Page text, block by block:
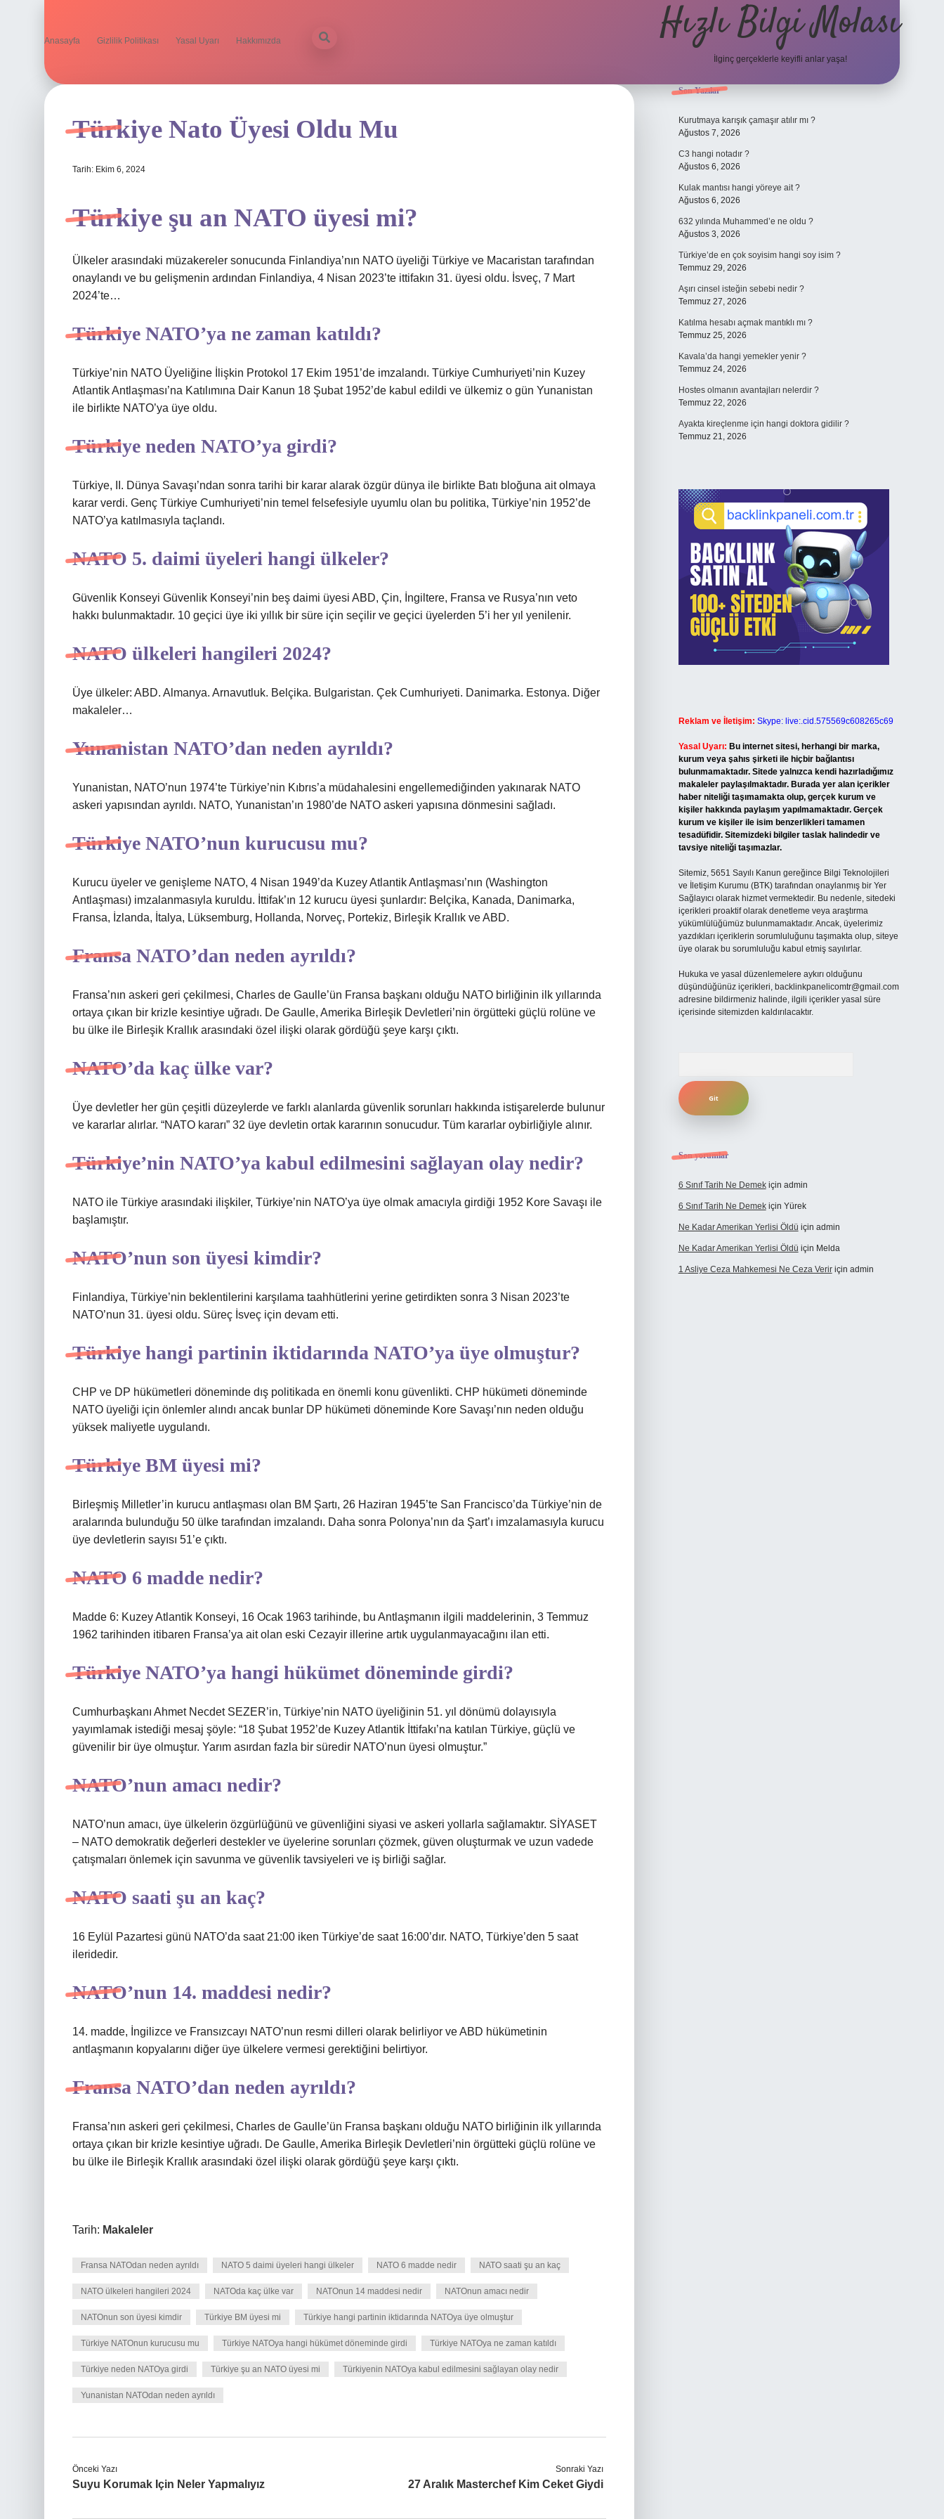
Anasayfa Gizlilik Politikası Yasal Uyarı Hakkımızda Hızlı Bilgi Molası
İlginç gerçeklerle keyifli anlar yaşa!
Türkiye Nato Üyesi Oldu Mu
Tarih: Ekim 6, 2024
Türkiye şu an NATO üyesi mi?
Ülkeler arasındaki müzakereler sonucunda Finlandiya’nın NATO üyeliği Türkiye ve Macaristan tarafından
onaylandı ve bu gelişmenin ardından Finlandiya, 4 Nisan 2023’te ittifakın 31. üyesi oldu. İsveç, 7 Mart
2024’te…
Türkiye NATO’ya ne zaman katıldı?
Türkiye’nin NATO Üyeliğine İlişkin Protokol 17 Ekim 1951’de imzalandı. Türkiye Cumhuriyeti’nin Kuzey
Atlantik Antlaşması’na Katılımına Dair Kanun 18 Şubat 1952’de kabul edildi ve ülkemiz o gün Yunanistan
ile birlikte NATO’ya üye oldu.
Türkiye neden NATO’ya girdi?
Türkiye, II. Dünya Savaşı’ndan sonra tarihi bir karar alarak özgür dünya ile birlikte Batı bloğuna ait olmaya
karar verdi. Genç Türkiye Cumhuriyeti’nin temel felsefesiyle uyumlu olan bu politika, Türkiye’nin 1952’de
NATO’ya katılmasıyla taçlandı.
NATO 5. daimi üyeleri hangi ülkeler?
Güvenlik Konseyi Güvenlik Konseyi’nin beş daimi üyesi ABD, Çin, İngiltere, Fransa ve Rusya’nın veto
hakkı bulunmaktadır. 10 geçici üye iki yıllık bir süre için seçilir ve geçici üyelerden 5’i her yıl yenilenir.
NATO ülkeleri hangileri 2024?
Üye ülkeler: ABD. Almanya. Arnavutluk. Belçika. Bulgaristan. Çek Cumhuriyeti. Danimarka. Estonya. Diğer
makaleler…
Yunanistan NATO’dan neden ayrıldı?
Yunanistan, NATO’nun 1974’te Türkiye’nin Kıbrıs’a müdahalesini engellemediğinden yakınarak NATO
askeri yapısından ayrıldı. NATO, Yunanistan’ın 1980’de NATO askeri yapısına dönmesini sağladı.
Türkiye NATO’nun kurucusu mu?
Kurucu üyeler ve genişleme NATO, 4 Nisan 1949’da Kuzey Atlantik Antlaşması’nın (Washington
Antlaşması) imzalanmasıyla kuruldu. İttifak’ın 12 kurucu üyesi şunlardır: Belçika, Kanada, Danimarka,
Fransa, İzlanda, İtalya, Lüksemburg, Hollanda, Norveç, Portekiz, Birleşik Krallık ve ABD.
Fransa NATO’dan neden ayrıldı?
Fransa’nın askeri geri çekilmesi, Charles de Gaulle’ün Fransa başkanı olduğu NATO birliğinin ilk yıllarında
ortaya çıkan bir krizle kesintiye uğradı. De Gaulle, Amerika Birleşik Devletleri’nin örgütteki güçlü rolüne ve
bu ülke ile Birleşik Krallık arasındaki özel ilişki olarak gördüğü şeye karşı çıktı.
NATO’da kaç ülke var?
Üye devletler her gün çeşitli düzeylerde ve farklı alanlarda güvenlik sorunları hakkında istişarelerde bulunur
ve kararlar alırlar. “NATO kararı” 32 üye devletin ortak kararının sonucudur. Tüm kararlar oybirliğiyle alınır.
Türkiye’nin NATO’ya kabul edilmesini sağlayan olay nedir?
NATO ile Türkiye arasındaki ilişkiler, Türkiye’nin NATO’ya üye olmak amacıyla girdiği 1952 Kore Savaşı ile
başlamıştır.
NATO’nun son üyesi kimdir?
Finlandiya, Türkiye’nin beklentilerini karşılama taahhütlerini yerine getirdikten sonra 3 Nisan 2023’te
NATO’nun 31. üyesi oldu. Süreç İsveç için devam etti.
Türkiye hangi partinin iktidarında NATO’ya üye olmuştur?
CHP ve DP hükümetleri döneminde dış politikada en önemli konu güvenlikti. CHP hükümeti döneminde
NATO üyeliği için önlemler alındı ​​ancak bunlar DP hükümeti döneminde Kore Savaşı’nın neden olduğu
yüksek maliyetle uygulandı.
Türkiye BM üyesi mi?
Birleşmiş Milletler’in kurucu antlaşması olan BM Şartı, 26 Haziran 1945’te San Francisco’da Türkiye’nin de
aralarında bulunduğu 50 ülke tarafından imzalandı. Daha sonra Polonya’nın da Şart’ı imzalamasıyla kurucu
üye devletlerin sayısı 51’e çıktı.
NATO 6 madde nedir?
Madde 6: Kuzey Atlantik Konseyi, 16 Ocak 1963 tarihinde, bu Antlaşmanın ilgili maddelerinin, 3 Temmuz
1962 tarihinden itibaren Fransa’ya ait olan eski Cezayir illerine artık uygulanmayacağını ilan etti.
Türkiye NATO’ya hangi hükümet döneminde girdi?
Cumhurbaşkanı Ahmet Necdet SEZER’in, Türkiye’nin NATO üyeliğinin 51. yıl dönümü dolayısıyla
yayımlamak istediği mesaj şöyle: “18 Şubat 1952’de Kuzey Atlantik İttifakı’na katılan Türkiye, güçlü ve
güvenilir bir üye olmuştur. Yarım asırdan fazla bir süredir NATO’nun üyesi olmuştur.”
NATO’nun amacı nedir?
NATO’nun amacı, üye ülkelerin özgürlüğünü ve güvenliğini siyasi ve askeri yollarla sağlamaktır. SİYASET
– NATO demokratik değerleri destekler ve üyelerine sorunları çözmek, güven oluşturmak ve uzun vadede
çatışmaları önlemek için savunma ve güvenlik tavsiyeleri ve iş birliği sağlar.
NATO saati şu an kaç?
16 Eylül Pazartesi günü NATO’da saat 21:00 iken Türkiye’de saat 16:00’dır. NATO, Türkiye’den 5 saat
ileridedir.
NATO’nun 14. maddesi nedir?
14. madde, İngilizce ve Fransızcayı NATO’nun resmi dilleri olarak belirliyor ve ABD hükümetinin
antlaşmanın kopyalarını diğer üye ülkelere vermesi gerektiğini belirtiyor.
Fransa NATO’dan neden ayrıldı?
Fransa’nın askeri geri çekilmesi, Charles de Gaulle’ün Fransa başkanı olduğu NATO birliğinin ilk yıllarında
ortaya çıkan bir krizle kesintiye uğradı. De Gaulle, Amerika Birleşik Devletleri’nin örgütteki güçlü rolüne ve
bu ülke ile Birleşik Krallık arasındaki özel ilişki olarak gördüğü şeye karşı çıktı.
Tarih: Makaleler
Fransa NATOdan neden ayrıldı NATO 5 daimi üyeleri hangi ülkeler NATO 6 madde nedir NATO saati şu an kaç
NATO ülkeleri hangileri 2024 NATOda kaç ülke var NATOnun 14 maddesi nedir NATOnun amacı nedir
NATOnun son üyesi kimdir Türkiye BM üyesi mi Türkiye hangi partinin iktidarında NATOya üye olmuştur
Türkiye NATOnun kurucusu mu Türkiye NATOya hangi hükümet döneminde girdi Türkiye NATOya ne zaman katıldı
Türkiye neden NATOya girdi Türkiye şu an NATO üyesi mi Türkiyenin NATOya kabul edilmesini sağlayan olay nedir
Yunanistan NATOdan neden ayrıldı
Önceki Yazı
Suyu Korumak Için Neler Yapmalıyız
Sonraki Yazı
27 Aralık Masterchef Kim Ceket Giydi
Sidebar
Son Yazılar
Kurutmaya karışık çamaşır atılır mı ?
Ağustos 7, 2026
C3 hangi notadır ?
Ağustos 6, 2026
Kulak mantısı hangi yöreye ait ?
Ağustos 6, 2026
632 yılında Muhammed’e ne oldu ?
Ağustos 3, 2026
Türkiye’de en çok soyisim hangi soy isim ?
Temmuz 29, 2026
Aşırı cinsel isteğin sebebi nedir ?
Temmuz 27, 2026
Katılma hesabı açmak mantıklı mı ?
Temmuz 25, 2026
Kavala’da hangi yemekler yenir ?
Temmuz 24, 2026
Hostes olmanın avantajları nelerdir ?
Temmuz 22, 2026
Ayakta kireçlenme için hangi doktora gidilir ?
Temmuz 21, 2026
Reklam ve İletişim: Skype: live:.cid.575569c608265c69
Yasal Uyarı: Bu internet sitesi, herhangi bir marka,
kurum veya şahıs şirketi ile hiçbir bağlantısı
bulunmamaktadır. Sitede yalnızca kendi hazırladığımız
makaleler paylaşılmaktadır. Burada yer alan içerikler
haber niteliği taşımamakta olup, gerçek kurum ve
kişiler hakkında paylaşım yapılmamaktadır. Gerçek
kurum ve kişiler ile isim benzerlikleri tamamen
tesadüfidir. Sitemizdeki bilgiler taslak halindedir ve
tavsiye niteliği taşımazlar.
Sitemiz, 5651 Sayılı Kanun gereğince Bilgi Teknolojileri
ve İletişim Kurumu (BTK) tarafından onaylanmış bir Yer
Sağlayıcı olarak hizmet vermektedir. Bu nedenle, sitedeki
içerikleri proaktif olarak denetleme veya araştırma
yükümlülüğümüz bulunmamaktadır. Ancak, üyelerimiz
yazdıkları içeriklerin sorumluluğunu taşımakta olup, siteye
üye olarak bu sorumluluğu kabul etmiş sayılırlar.
Hukuka ve yasal düzenlemelere aykırı olduğunu
düşündüğünüz içerikleri, backlinkpanelicomtr@gmail.com
adresine bildirmeniz halinde, ilgili içerikler yasal süre
içerisinde sitemizden kaldırılacaktır.
Son yorumlar
6 Sınıf Tarih Ne Demekiçin admin
6 Sınıf Tarih Ne Demekiçin Yürek
Ne Kadar Amerikan Yerlisi Öldü için admin
Ne Kadar Amerikan Yerlisi Öldü için Melda
1 Asliye Ceza Mahkemesi Ne Ceza Veririçin admin